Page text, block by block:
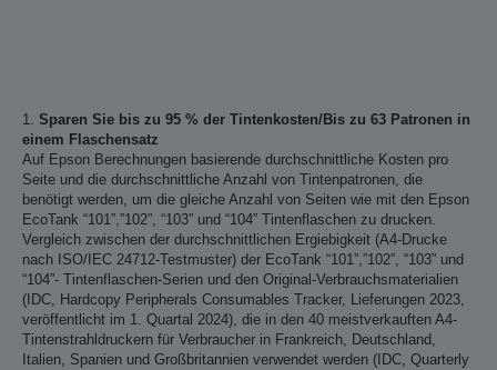
1. Sparen Sie bis zu 95 % der Tintenkosten/Bis zu 63 Patronen in
einem Flaschensatz
Auf Epson Berechnungen basierende durchschnittliche Kosten pro
Seite und die durchschnittliche Anzahl von Tintenpatronen, die
benötigt werden, um die gleiche Anzahl von Seiten wie mit den Epson
EcoTank “101”,”102”, “103” und “104” Tintenflaschen zu drucken.
Vergleich zwischen der durchschnittlichen Ergiebigkeit (A4-Drucke
nach ISO/IEC 24712-Testmuster) der EcoTank “101”,”102”, “103” und
“104”- Tintenflaschen-Serien und den Original-Verbrauchsmaterialien
(IDC, Hardcopy Peripherals Consumables Tracker, Lieferungen 2023,
veröffentlicht im 1. Quartal 2024), die in den 40 meistverkauften A4-
Tintenstrahldruckern für Verbraucher in Frankreich, Deutschland,
Italien, Spanien und Großbritannien verwendet werden (IDC, Quarterly